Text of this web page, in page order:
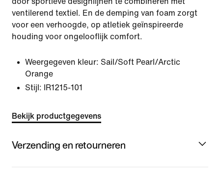
ventilerend textiel. En de demping van foam zorgt
voor een verhoogde, op atletiek geïnspireerde
houding voor ongelooflijk comfort.
Weergegeven kleur: Sail/Soft Pearl/Arctic
Orange
Stijl:
IR1215-101
Bekijk productgegevens
Verzending en retourneren